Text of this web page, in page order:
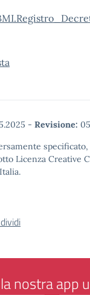
- Revisione:
Licenza Creative
nostra app